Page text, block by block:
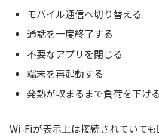
モバイル通信へ切り替える
通話を一度終了する
不要なアプリを閉じる
端末を再起動する
発熱が収まるまで負荷を下げる
Wi-Fiが表示上は接続されていて